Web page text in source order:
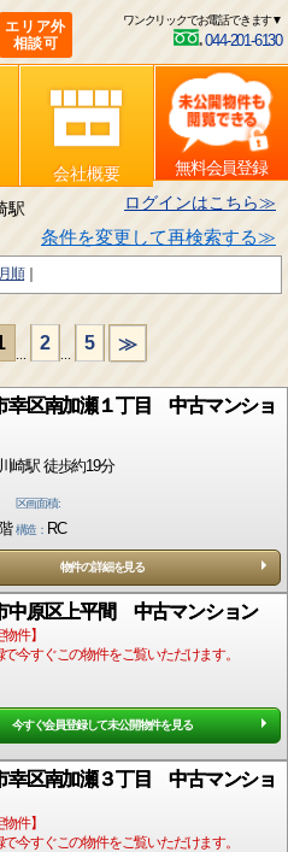
エリア外
相談可
ワンクリックでお電話できます▼
044-201-6130
会社概要
無料会員登録
ログインはこちら≫
駅
条件を変更して再検索する≫
順
...
2
...
5 ≫
幸区南加瀬１丁目 中古マンショ
崎駅 徒歩約19分
区画面積:
構造： RC
物件の詳細を見る
中原区上平間 中古マンション
件】
今すぐこの物件をご覧いただけます。
今すぐ会員登録して未公開物件を見る
幸区南加瀬３丁目 中古マンショ
件】
今すぐこの物件をご覧いただけます。